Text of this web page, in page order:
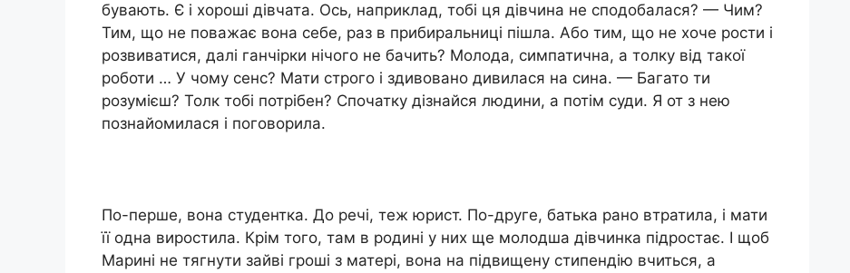
бувають. Є і хороші дівчата. Ось, наприклад, тобі ця дівчина не сподобалася? — Чим?
Тим, що не поважає вона себе, раз в прибиральниці пішла. Або тим, що не хоче рости і
розвиватися, далі ганчірки нічого не бачить? Молода, симпатична, а толку від такої
роботи … У чому сенс? Мати строго і здивовано дивилася на сина. — Багато ти
розумієш? Толк тобі потрібен? Спочатку дізнайся людини, а потім суди. Я от з нею
познайомилася і поговорила.
По-перше, вона студентка. До речі, теж юрист. По-друге, батька рано втратила, і мати
її одна виростила. Крім того, там в родині у них ще молодша дівчинка підростає. І щоб
Марині не тягнути зайві гроші з матері, вона на підвищену стипендію вчиться, а